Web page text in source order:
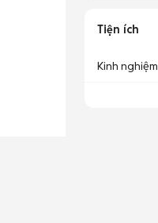
Tiện ích
Kinh nghiệm